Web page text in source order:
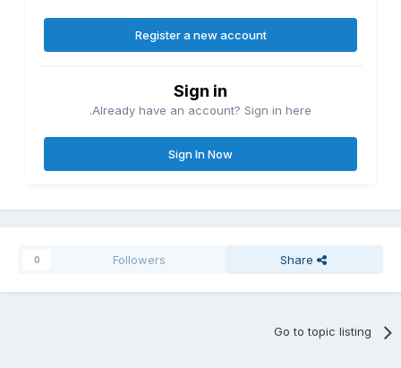
Register a new account
Sign in
Already have an account? Sign in here.
Sign In Now
Share
Followers
0
Go to topic listing